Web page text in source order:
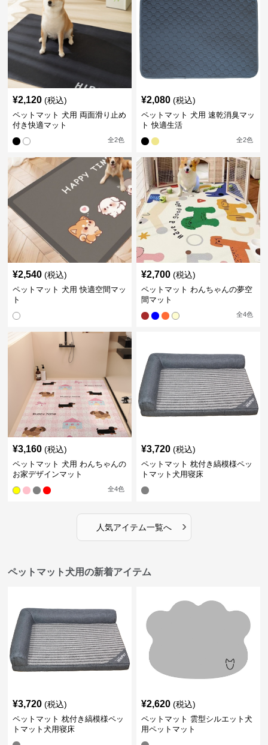
¥2,120 (税込)
ペットマット 犬用 両面滑り止め
付き快適マット
全2色
¥2,080 (税込)
ペットマット 犬用 速乾消臭マッ
ト 快適生活
全2色
¥2,540 (税込)
ペットマット 犬用 快適空間マッ
ト
¥2,700 (税込)
ペットマット わんちゃんの夢空
間マット
全4色
¥3,160 (税込)
ペットマット 犬用 わんちゃんの
お家デザインマット
全4色
¥3,720 (税込)
ペットマット 枕付き縞模様ペッ
トマット犬用寝床
人気アイテム一覧へ ›
ペットマット犬用の新着アイテム
¥3,720 (税込)
ペットマット 枕付き縞模様ペッ
トマット犬用寝床
¥2,620 (税込)
ペットマット 雲型シルエット犬
用ペットマット